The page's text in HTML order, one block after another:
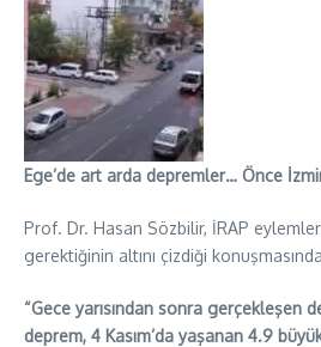
Ege’de art arda depremler… Önce
Prof. Dr. Hasan Sözbilir, İRAP
gerektiğinin altını çizdiği
“Gece yarısından sonra gerçekleşen
deprem, 4 Kasım’da yaşanan 4.9